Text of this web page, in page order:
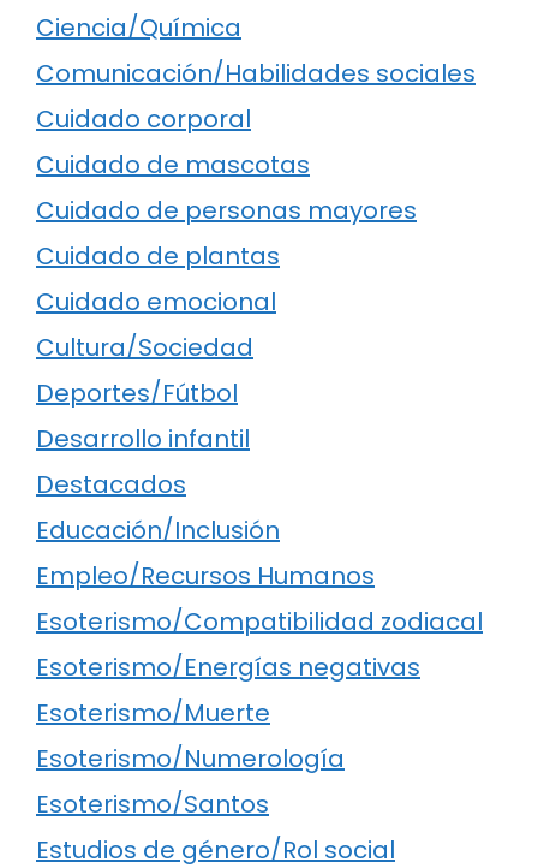
Ciencia/Química
Comunicación/Habilidades sociales
Cuidado corporal
Cuidado de mascotas
Cuidado de personas mayores
Cuidado de plantas
Cuidado emocional
Cultura/Sociedad
Deportes/Fútbol
Desarrollo infantil
Destacados
Educación/Inclusión
Empleo/Recursos Humanos
Esoterismo/Compatibilidad zodiacal
Esoterismo/Energías negativas
Esoterismo/Muerte
Esoterismo/Numerología
Esoterismo/Santos
Estudios de género/Rol social